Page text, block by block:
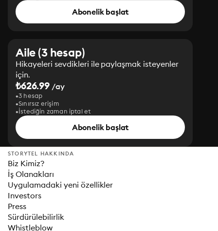
Abonelik başlat
Aile (3 hesap)
Hikayeleri sevdikleri ile paylaşmak isteyenler
için.
₺626.99 /ay
3 hesap
Sınırsız erişim
İstediğin zaman iptal et
Abonelik başlat
STORYTEL HAKKINDA
Biz Kimiz?
İş Olanakları
Uygulamadaki yeni özellikler
Investors
Press
Sürdürülebilirlik
Whistleblow